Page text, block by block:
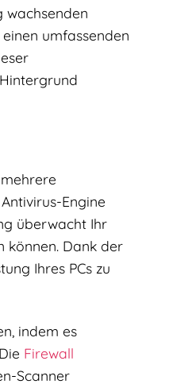
wachsenden
umfassenden
Engine
überwacht Ihr
können. Dank der
Ihres PCs zu
indem es
Firewall
Scanner